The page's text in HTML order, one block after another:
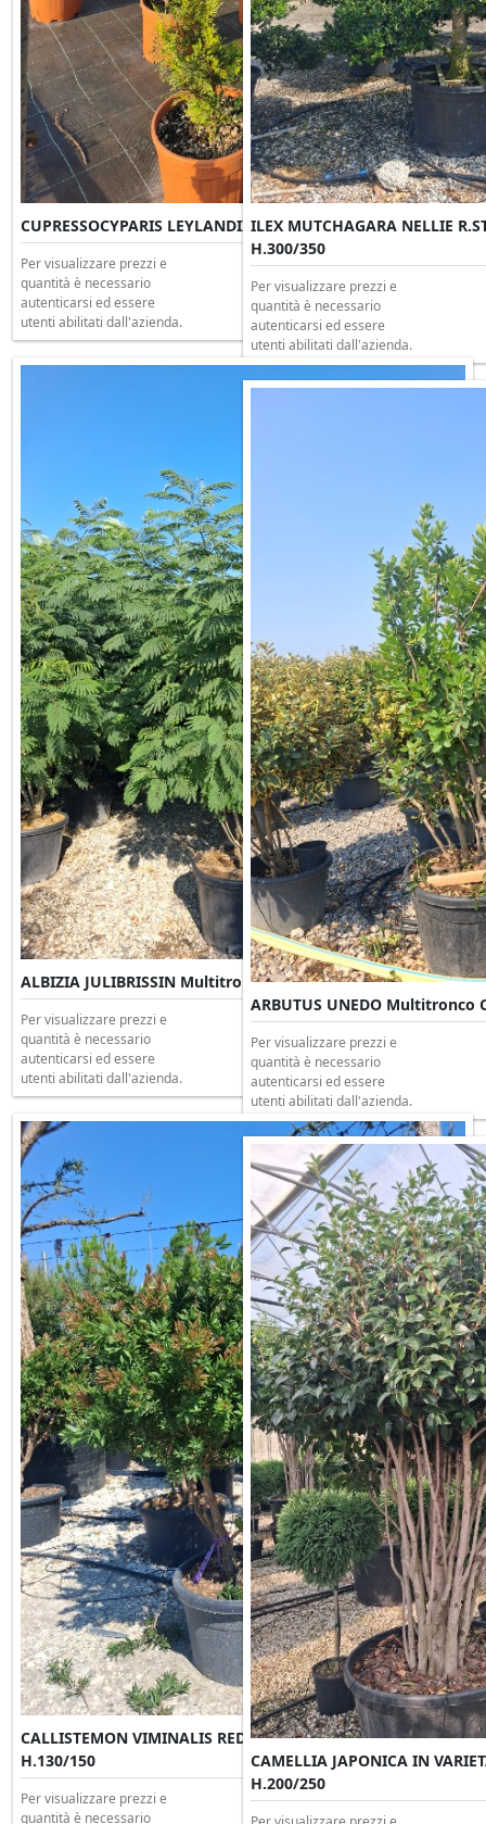
CUPRESSOCYPARIS LEYLANDII VITO Spirale Clt 12 H.100
Per visualizzare prezzi e
quantità è necessario
autenticarsi ed essere
utenti abilitati dall'azienda.
ILEX MUTCHAGARA NELLIE
H.300/350
Per visualizzare prezzi e
quantità è necessario
autenticarsi ed essere
utenti abilitati dall'azienda.
ALBIZIA JULIBRISSIN Multitronco Clt 80 H.200/250
Per visualizzare prezzi e
quantità è necessario
autenticarsi ed essere
utenti abilitati dall'azienda.
ARBUTUS UNEDO Multitronco
Per visualizzare prezzi e
quantità è necessario
autenticarsi ed essere
utenti abilitati dall'azienda.
CALLISTEMON VIMINALIS RED STAR Multitronco Clt 65
H.130/150
Per visualizzare prezzi e
quantità è necessario
CAMELLIA JAPONICA IN
H.200/250